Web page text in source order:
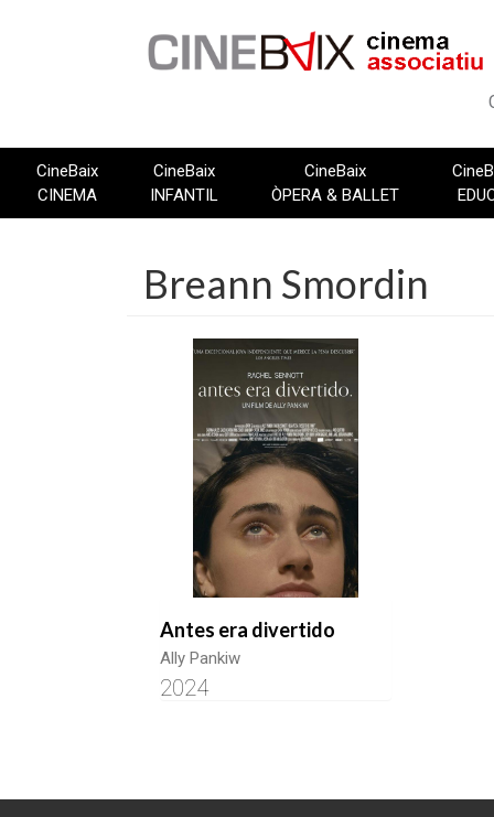
CineBaix
CINEMA
CineBaix
INFANTIL
CineBaix
ÒPERA & BALLET
Breann Smordin
Antes era divertido
Ally Pankiw
2024